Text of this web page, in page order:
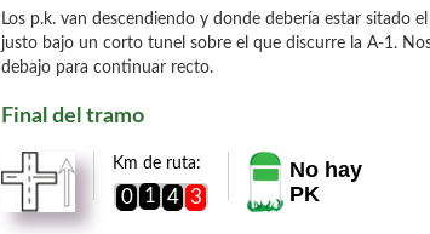
Los p.k. van descendiendo y donde debería estar sitado
justo bajo un corto tunel sobre el que discurre la A-1.
debajo para continuar recto.
Final del tramo
Km de ruta:
0 1 4 3
No hay
PK